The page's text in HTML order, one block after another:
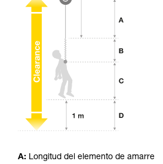
ejecutar estas técnicas,
seguridad, antes de
autónoma.
Damos ejemplos de
su actividad. Pueden existir
describimos aquí.
A: Longitud del elemento de amarre